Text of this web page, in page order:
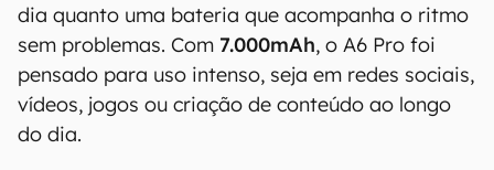
dia quanto uma bateria que acompanha o ritmo
sem problemas. Com 7.000mAh, o A6 Pro foi
pensado para uso intenso, seja em redes sociais,
vídeos, jogos ou criação de conteúdo ao longo
do dia.